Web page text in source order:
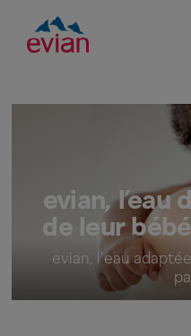
evian, l’eau
de leur
evian, l'eau